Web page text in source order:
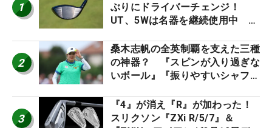
1
ぶりにドライバーチェンジ！
UT、5Wは名器を継続使用中 #
2
桑木志帆の全英制覇を支えた三種
の神器？ 『スピンが入り過ぎな
いボール』『振りやすいシャフ
ー』 #女子プロセッティング
3
『4』が消え『R』が加わった！
スリクソン『ZXi R/5/7』＆